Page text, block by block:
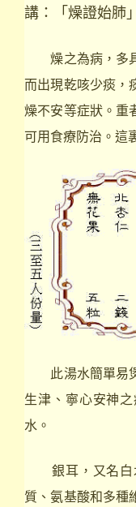
講：「燥證始肺
燥之為病，多具
而出現乾咳少痰，
燥不安等症狀。重
可用食療防治。這
此湯水簡單易煲
生津、寧心安神
水。
銀耳，又名白
質、氨基酸和多種